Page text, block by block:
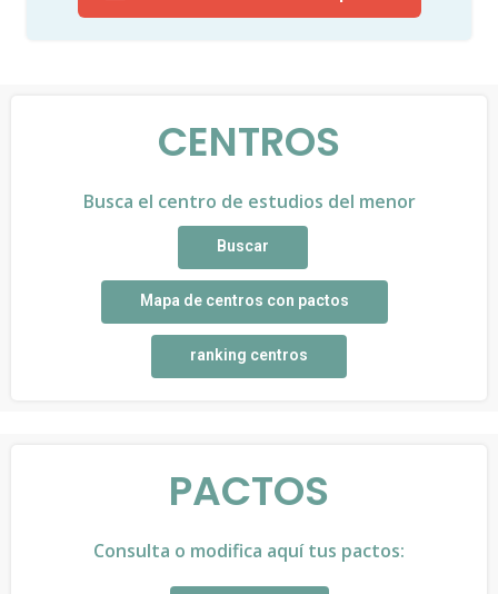
CENTROS
Busca el centro de estudios del menor
Buscar
Mapa de centros con pactos
ranking centros
PACTOS
Consulta o modifica aquí tus pactos: